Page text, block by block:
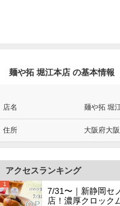
麺や拓 堀江本店 の基本情報
店名 麺や拓 堀
住所 大阪府大
アクセスランキング
1
7/31〜｜新静岡セ
店！濃厚クロック